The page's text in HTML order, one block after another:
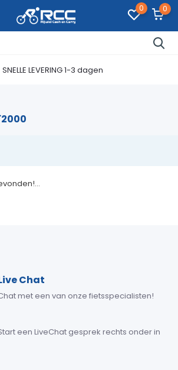
0 0
SNELLE LEVERING 1-3 dagen
Chat
met een van onze fietsspecialisten!
een LiveChat gesprek rechts onder in